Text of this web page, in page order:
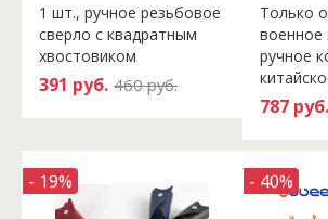
1 шт., ручное резьбовое
сверло с квадратным
хвостовиком
391 руб. 460 руб.
Только
военное
ручное
787 руб.
- 19% - 40%